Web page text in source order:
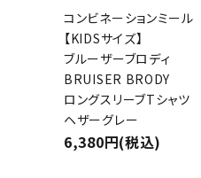
コンビネーションミール
【KIDSサイズ】
ブルーザーブロディ
BRUISER BRODY
ロングスリーブTシャツ
ヘザーグレー
6,380円(税込)